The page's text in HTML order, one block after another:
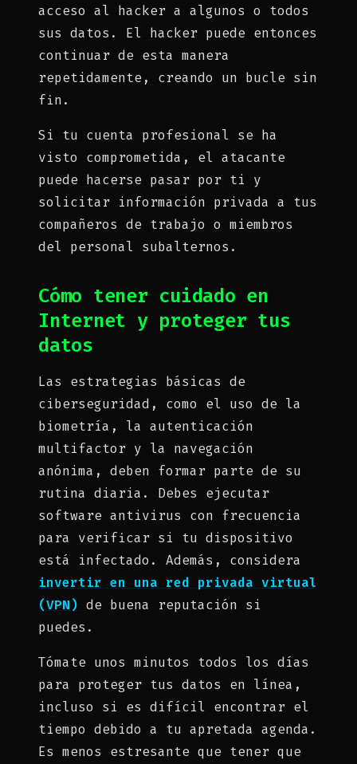
acceso al hacker a algunos o todos
sus datos. El hacker puede entonces
continuar de esta manera
repetidamente, creando un bucle sin
fin.
Si tu cuenta profesional se ha
visto comprometida, el atacante
puede hacerse pasar por ti y
solicitar información privada a tus
compañeros de trabajo o miembros
del personal subalternos.
Cómo tener cuidado en
Internet y proteger tus
datos
Las estrategias básicas de
ciberseguridad, como el uso de la
biometría, la autenticación
multifactor y la navegación
anónima, deben formar parte de su
rutina diaria. Debes ejecutar
software antivirus con frecuencia
para verificar si tu dispositivo
está infectado. Además, considera
invertir en una red privada virtual
(VPN) de buena reputación si
puedes.
Tómate unos minutos todos los días
para proteger tus datos en línea,
incluso si es difícil encontrar el
tiempo debido a tu apretada agenda.
Es menos estresante que tener que